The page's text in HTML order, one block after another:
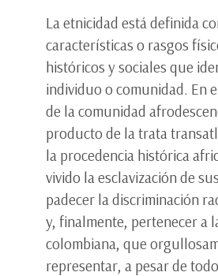
La etnicidad está definida
características o rasgos
históricos y sociales que
individuo o comunidad. En
de la comunidad
producto de la trata
la procedencia histórica
vivido la esclavización de
padecer la discriminación
y, finalmente, pertenecer a
colombiana, que
representar, a pesar de